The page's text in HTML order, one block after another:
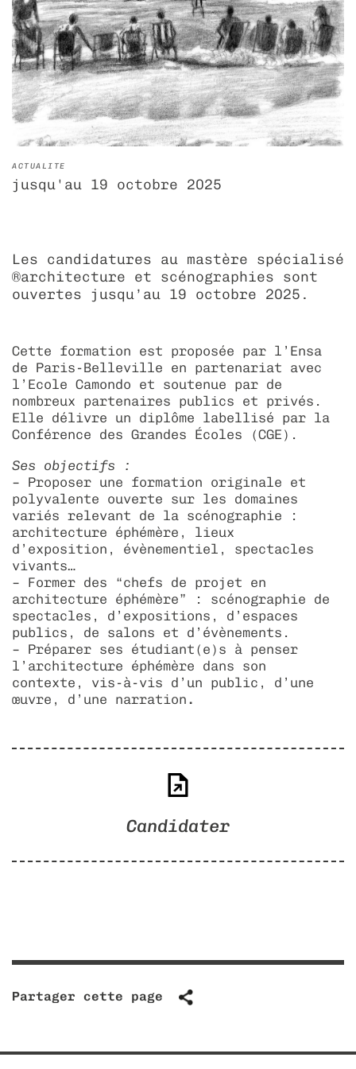
diploma 2022
diploma 2021
diploma 2020
déposer une offre d’emploi
taxe d’apprentissage
égalité des chances
livret de l'étudiant - cycle prépa
localisation hebdomadaire – paris
associations
bde - bureau des étudiants
collectif échos
camongliss’
mon espace personnel
découvrir les alumni
ACTUALITE
jusqu'au 19 octobre 2025
Les candidatures au mastère spécialisé
®architecture et scénographies sont
ouvertes jusqu’au 19 octobre 2025.
Cette formation est proposée par l’Ensa
de Paris-Belleville en partenariat avec
l’Ecole Camondo et soutenue par de
nombreux partenaires publics et privés.
Elle délivre un diplôme labellisé par la
Conférence des Grandes Écoles (CGE).
Ses objectifs :
– Proposer une formation originale et
polyvalente ouverte sur les domaines
variés relevant de la scénographie :
architecture éphémère, lieux
d’exposition, évènementiel, spectacles
vivants…
– Former des “chefs de projet en
architecture éphémère” : scénographie de
spectacles, d’expositions, d’espaces
publics, de salons et d’évènements.
– Préparer ses étudiant(e)s à penser
l’architecture éphémère dans son
contexte, vis-à-vis d’un public, d’une
œuvre, d’une narration .
Candidater
Partager cette page